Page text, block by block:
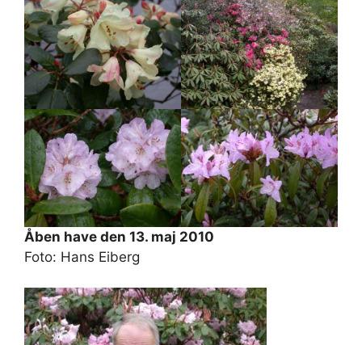
Åben have den 13. maj 2010
Foto: Hans Eiberg